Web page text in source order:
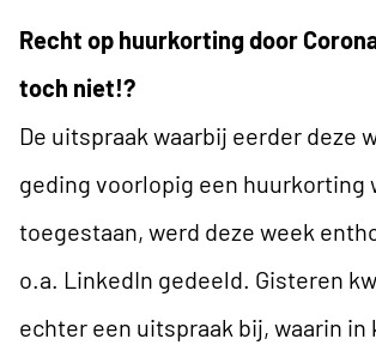
Recht op huurkorting door
toch niet!?
De uitspraak waarbij eerder deze
geding voorlopig een huurkorting
toegestaan, werd deze week
o.a. LinkedIn gedeeld. Gisteren
echter een uitspraak bij, waarin in